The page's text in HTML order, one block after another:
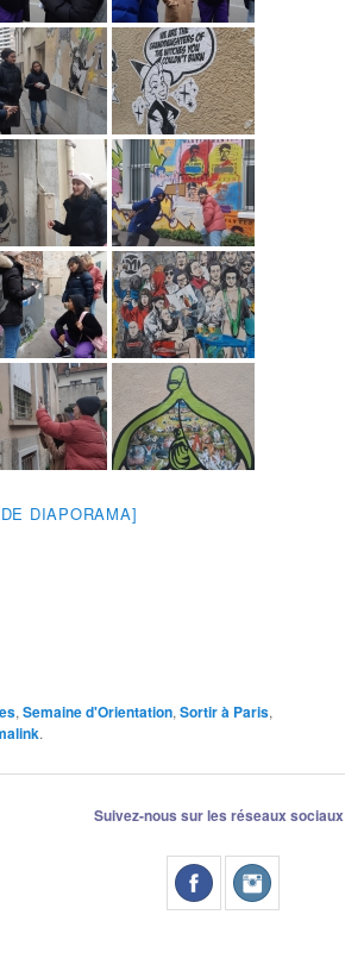
DIAPORAMA]
,Semaine d'Orientation,Sortir à Paris,
.
Suivez-nous sur les réseaux